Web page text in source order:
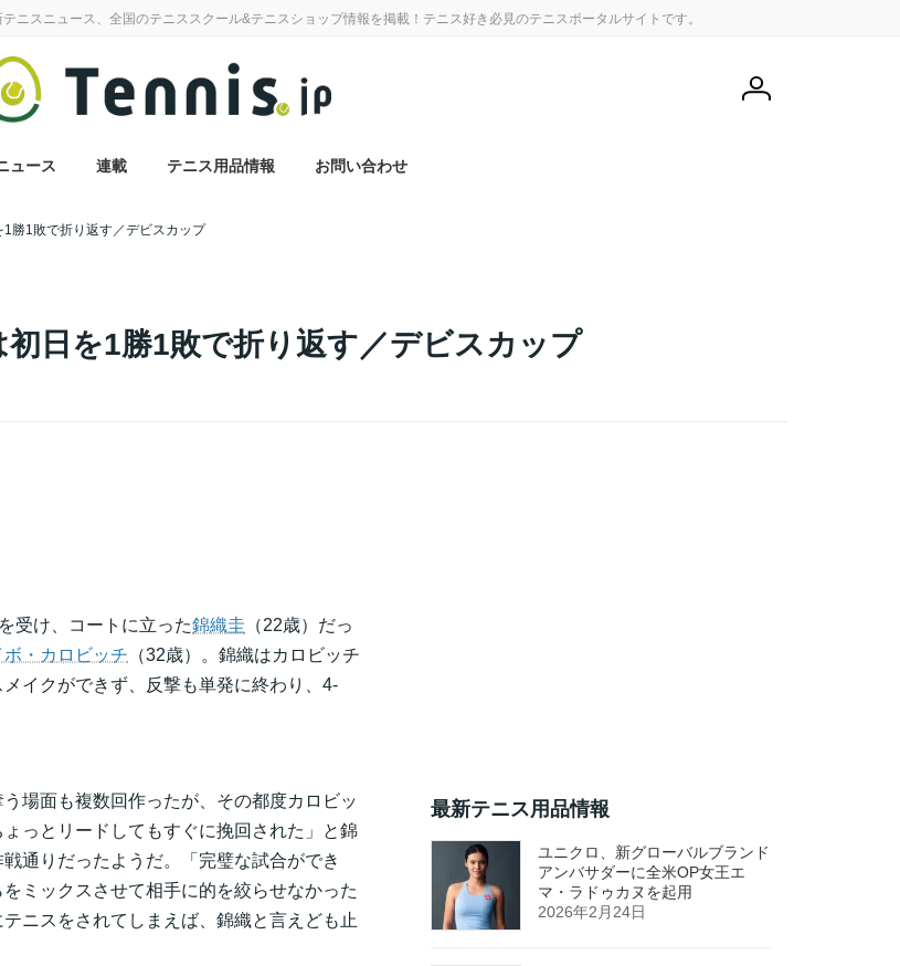
ニスニュース、全国のテニススクール&テニスショップ情報を掲載！テニス好き必見のテニスポータルサイトです。
会
ュース 連載 テニス用品情報 お問い合わせ
日を1勝1敗で折り返す／デビスカップ
勝1敗で折り返す／デビスカップ
受け、コートに立った錦織圭 （22歳）だっ
ボ・カロビッチ （32歳）。錦織はカロビッチ
イクができず、反撃も単発に終わり、4-
場面も複数回作ったが、その都度カロビッ
っとリードしてもすぐに挽回された」と錦
通りだったようだ。「完璧な試合ができ
ミックスさせて相手に的を絞らせなかった
ニスをされてしまえば、錦織と言えども止
最新テニス用品情報
ユニクロ、新グローバルブランド
アンバサダーに全米OP女王エ
マ・ラドゥカヌを起用
2026年2月24日